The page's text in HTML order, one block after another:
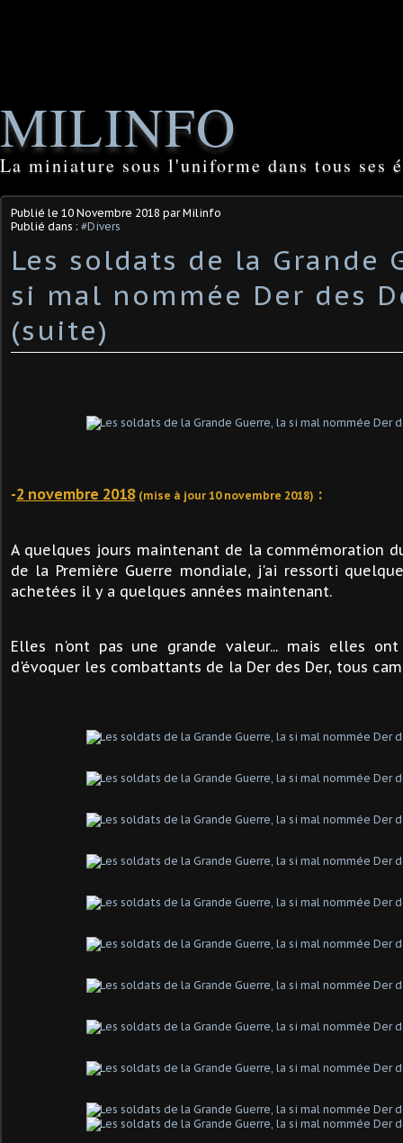
MILINFO
La miniature sous l'uniforme dans tous ses
Publié le 10 Novembre 2018 par Milinfo
Publié dans : #Divers
Les soldats de la Grande
si mal nommée Der des
(suite)
-2 novembre 2018 (mise à jour 10 novembre 2018) :
A quelques jours maintenant de la commémoration
de la Première Guerre mondiale, j'ai ressorti
achetées il y a quelques années maintenant.
Elles n'ont pas une grande valeur... mais elles
d'évoquer les combattants de la Der des Der, tous